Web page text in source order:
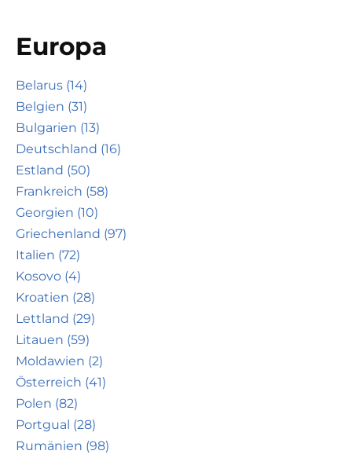
Europa
Belarus (14)
Belgien (31)
Bulgarien (13)
Deutschland (16)
Estland (50)
Frankreich (58)
Georgien (10)
Griechenland (97)
Italien (72)
Kosovo (4)
Kroatien (28)
Lettland (29)
Litauen (59)
Moldawien (2)
Österreich (41)
Polen (82)
Portgual (28)
Rumänien (98)